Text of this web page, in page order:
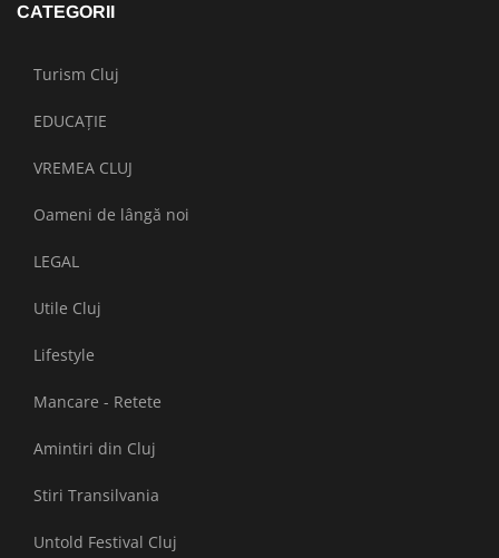
CATEGORII
Turism Cluj
EDUCAȚIE
VREMEA CLUJ
Oameni de lângă noi
LEGAL
Utile Cluj
Lifestyle
Mancare - Retete
Amintiri din Cluj
Stiri Transilvania
Untold Festival Cluj